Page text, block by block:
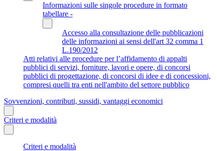
Informazioni sulle singole procedure in formato
tabellare -
Accesso alla consultazione delle pubblicazioni
delle informazioni ai sensi dell'art 32 comma 1
L.190/2012
Atti relativi alle procedure per l’affidamento di appalti
pubblici di servizi, forniture, lavori e opere, di concorsi
pubblici di progettazione, di concorsi di idee e di concessioni,
compresi quelli tra enti nell'ambito del settore pubblico
Sovvenzioni, contributi, sussidi, vantaggi economici
Criteri e modalità
Criteri e modalità